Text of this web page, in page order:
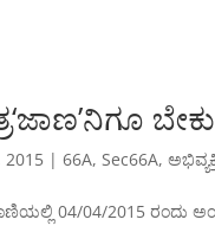
2015 |66A,Sec66A,
04/04/2015 ರಂದು